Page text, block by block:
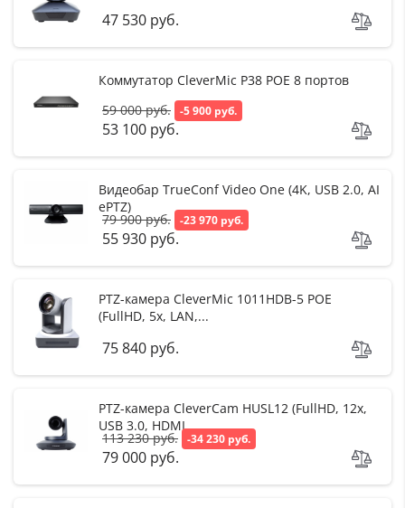
47 530 руб.
Коммутатор CleverMic P38 POE 8 портов
59 000 руб. -5 900 руб.
53 100 руб.
Видеобар TrueConf Video One (4K, USB 2.0, AI
ePTZ)
79 900 руб. -23 970 руб.
55 930 руб.
PTZ-камера CleverMic 1011HDB-5 POE
(FullHD, 5x, LAN,...
75 840 руб.
PTZ-камера CleverCam HUSL12 (FullHD, 12x,
USB 3.0, HDMI,...
113 230 руб. -34 230 руб.
79 000 руб.